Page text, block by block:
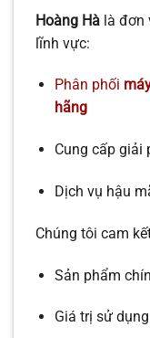
Hoàng Hà là đơn
lĩnh vực:
Phân phối
hãng
Cung cấp giải
Dịch vụ hậu
Chúng tôi cam
Sản phẩm
Giá trị sử